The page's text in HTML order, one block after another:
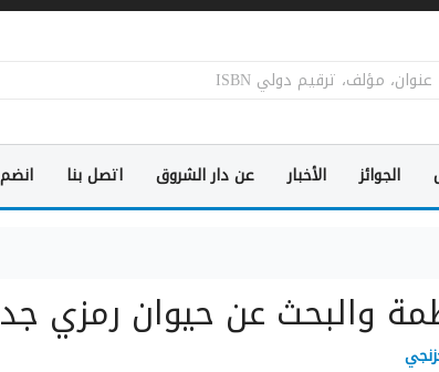
الجوائز الأخبار عن دار الشروق اتصل بنا
والبحث عن حيوان رمزي